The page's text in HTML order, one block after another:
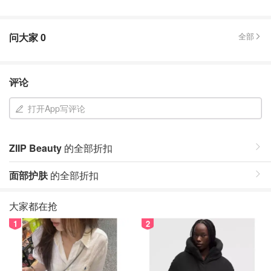
问大家0 全部
评论
打开App写评论
ZIIP Beauty 的全部折扣
面部护肤的全部折扣
大家都在抢
1 2